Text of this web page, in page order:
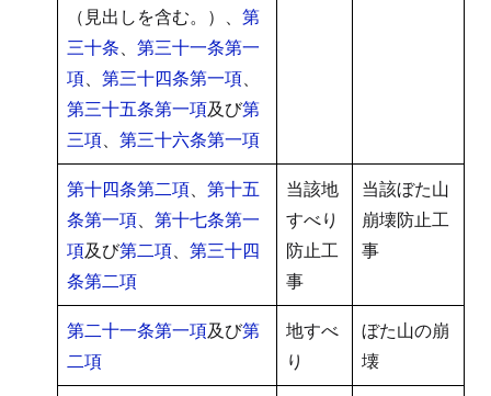
（見出しを含む。）、 第
三十条、 第三十一条第一
項、 第三十四条第一項、
第三十五条第一項及び第
三項、 第三十六条第一項
第十四条第二項、 第十五
条第一項、 第十七条第一
項及び第二項、 第三十四
条第二項
当該地
すべり
防止工
事
当該ぼた山
崩壊防止工
事
第二十一条第一項及び第
二項
地すべ
り
ぼた山の崩
壊